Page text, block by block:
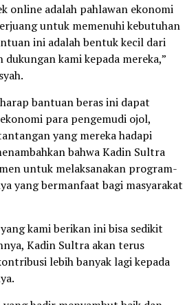
online adalah pahlawan ekonomi
untuk memenuhi kebutuhan
ini adalah bentuk kecil dari
dukungan kami kepada mereka,”
bantuan beras ini dapat
para pengemudi ojol,
yang mereka hadapi
bahwa Kadin Sultra
untuk melaksanakan program-
yang bermanfaat bagi masyarakat
kami berikan ini bisa sedikit
Kadin Sultra akan terus
lebih banyak lagi kepada